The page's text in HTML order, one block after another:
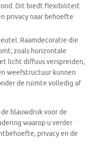
Dit biedt flexibiliteit
privacy naar behoefte
Raamdecoratie die
zoals horizontale
licht diffuus verspreiden,
weefstructuur kunnen
de ruimte volledig af
blauwdruk voor de
waarop u verder
privacy en de